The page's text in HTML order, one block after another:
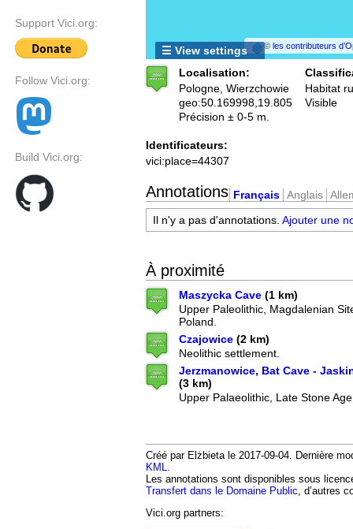
Support Vici.org:
Follow Vici.org:
Build Vici.org:
©les contributeurs
☰ View settings
Localisation:
Pologne, Wierzchowie
geo:50.169998,19.805
Précision ± 0-5 m.
Habitat
Visible
Identificateurs:
vici:place=44307
Annotations Français Anglais
Il n'y a pas d'annotations. Ajouter une
À proximité
Maszycka Cave (1 km)
Upper Paleolithic, Magdalenian
Poland.
Czajowice (2 km)
Neolithic settlement.
Jerzmanowice, Bat Cave -
(3 km)
Upper Palaeolithic, Late Stone
Créé par Elżbieta le 2017-09-04. Dernière
KML.
Les annotations sont disponibles sous
Transfert dans le Domaine Public, d’autres
Vici.org partners: